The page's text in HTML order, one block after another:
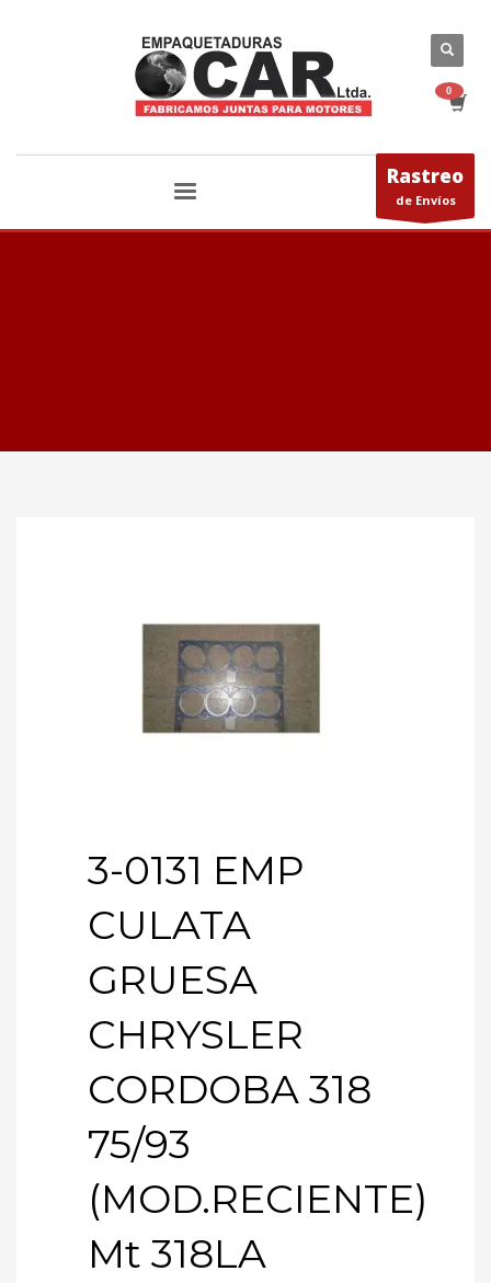
Rastreo
de Envíos
3-0131 EMP
CULATA
GRUESA
CHRYSLER
CORDOBA 318
75/93
(MOD.RECIENTE)
Mt 318LA